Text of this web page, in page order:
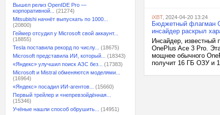
Вышел релиз OpenIDE Pro —
корпоративной...
(21274)
Mitsubishi начнёт выпускать по 1000...
(20800)
Геймер отсудил у Microsoft свой аккаунт...
(18855)
Tesla поставила рекорд по числу...
(18675)
Microsoft представила ИИ, который...
(18343)
«Яндекс» улучшил поиск АЗС без...
(17383)
Microsoft и Mistral обменяются моделями...
(16964)
«Яндекс» посадил ИИ-агентов...
(15660)
Первый трейлер и «непревзойдённая...
(15346)
Учёные нашли способ обрушить...
(14951)
iXBT, 2024-04-20 13:24
Бюджетный флагман
инсайдер раскрыл
Инсайдер, известный
OnePlus Ace 3 Pro.
мощнее обычного
получит 16 ГБ ОЗУ и